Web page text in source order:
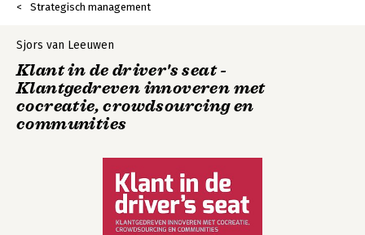
Strategisch management
Sjors van Leeuwen
Klant in de driver's seat -
Klantgedreven innoveren met
cocreatie, crowdsourcing en
communities